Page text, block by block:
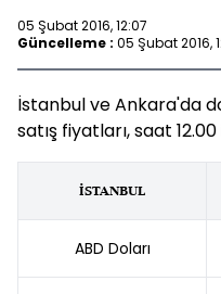
05 Şubat 2016, 12:07
Güncelleme : 05 Şubat 2016,
İstanbul ve Ankara'da
satış fiyatları, saat
İSTANBUL
ABD Doları